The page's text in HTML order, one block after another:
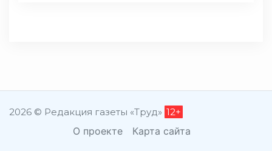
2026 © Редакция газеты «Труд» 12+
О проекте Карта сайта